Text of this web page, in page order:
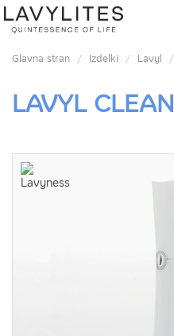
Glavna stran Izdelki Lavyl
LAVYL CLEAN